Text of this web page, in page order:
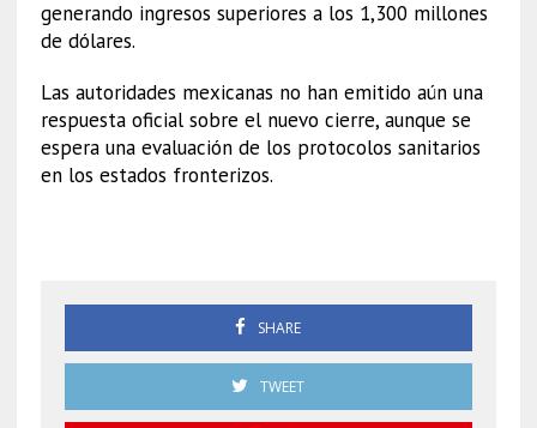
generando ingresos superiores a los 1,300 millones
de dólares.
Las autoridades mexicanas no han emitido aún una
respuesta oficial sobre el nuevo cierre, aunque se
espera una evaluación de los protocolos sanitarios
en los estados fronterizos.
SHARE
TWEET